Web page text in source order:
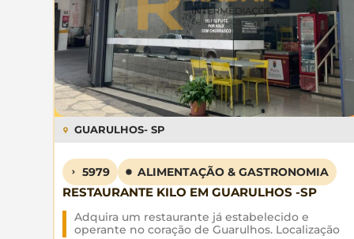
GUARULHOS- SP
5979 ALIMENTAÇÃO & GASTRONOMIA
RESTAURANTE KILO EM GUARULHOS -SP
Adquira um restaurante já estabelecido e
operante no coração de Guarulhos. Localização